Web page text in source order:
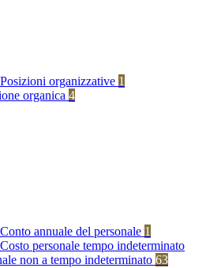
Posizioni organizzative 1
organica 4
Conto annuale del personale 1
Costo personale tempo indeterminato
non a tempo indeterminato 63